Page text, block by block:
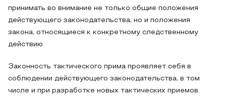
принимать во внимание не только общие положения
действующего законодательства, но и положения
закона, относящиеся к конкретному следственному
действию.
Законность тактического прима проявляет себя в
соблюдении действующего законодательства, в том
числе и при разработке новых тактических приемов.